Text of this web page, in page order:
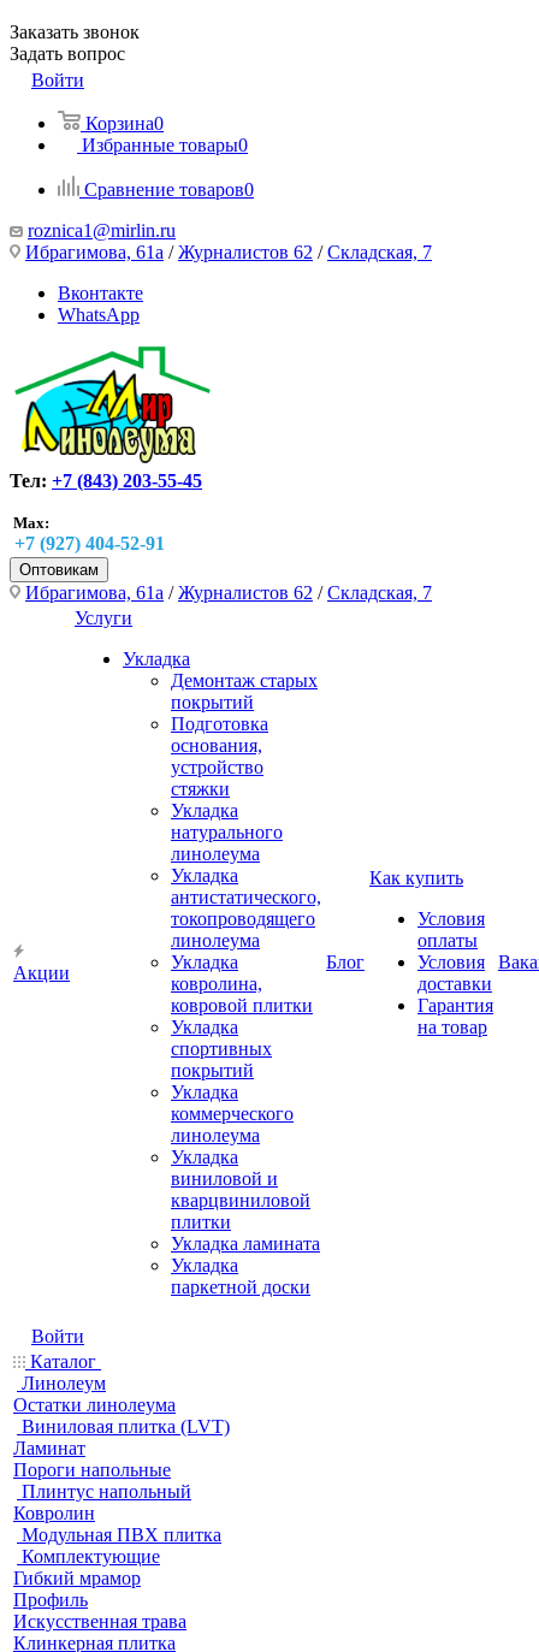
Заказать звонок
Задать вопрос
Войти
Корзина0
Избранные товары0
Сравнение товаров0
roznica1@mirlin.ru
Ибрагимова, 61а /Журналистов 62 /Складская, 7
Вконтакте
WhatsApp
Тел: +7 (843) 203-55-45
Max:
+7 (927) 404-52-91
Оптовикам
Ибрагимова, 61а /Журналистов 62 /Складская, 7
Акции
Услуги
Укладка
Демонтаж старых
покрытий
Подготовка
основания,
устройство
стяжки
Укладка
натурального
линолеума
Укладка
антистатического,
токопроводящего
линолеума
Укладка
ковролина,
ковровой плитки
Укладка
спортивных
покрытий
Укладка
коммерческого
линолеума
Укладка
виниловой и
кварцвиниловой
плитки
Укладка ламината
Укладка
паркетной доски
Блог
Как купить
Условия
оплаты
Условия
доставки
Гарантия
на товар
Войти
Каталог
Линолеум
Остатки линолеума
Виниловая плитка (LVT)
Ламинат
Пороги напольные
Плинтус напольный
Ковролин
Модульная ПВХ плитка
Комплектующие
Гибкий мрамор
Профиль
Искусственная трава
Клинкерная плитка